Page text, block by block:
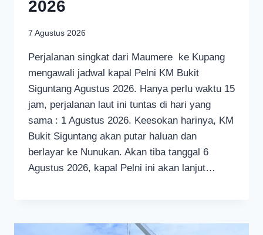
2026
7 Agustus 2026
Perjalanan singkat dari Maumere ke Kupang
mengawali jadwal kapal Pelni KM Bukit
Siguntang Agustus 2026. Hanya perlu waktu 15
jam, perjalanan laut ini tuntas di hari yang
sama : 1 Agustus 2026. Keesokan harinya, KM
Bukit Siguntang akan putar haluan dan
berlayar ke Nunukan. Akan tiba tanggal 6
Agustus 2026, kapal Pelni ini akan lanjut…